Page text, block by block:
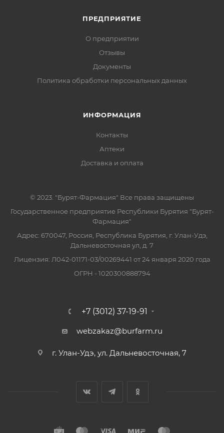
ПРЕДПРИЯТИЕ
О предприятии
Отзывы
Документы
Политика обработки персональных данных
ИНФОРМАЦИЯ
Контакты
Аптеки
Доставка и оплата
© 2023. "Бурят-Фармация" Все права защищены
Государственное предприятие Республики Бурятия "Бурят-
Фармация"
Адрес: 670047, Россия, Республика Бурятия, г. Улан-Удэ,
Дальневосточная ул, д. 7
Лицензия: Л042-01171-03/00269441 от 24 января 2020 года
ОГРН - 1020300888794
+7 (3012) 37-19-91
webzakaz@burfarm.ru
г. Улан-Удэ, ул. Дальневосточная, 7